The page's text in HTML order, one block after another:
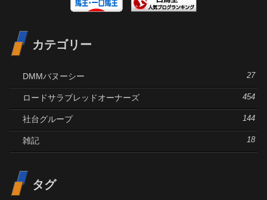
カテゴリー
DMMバヌーシー 27
ロードサラブレッドオーナーズ 454
社台グループ 144
雑記 18
タグ